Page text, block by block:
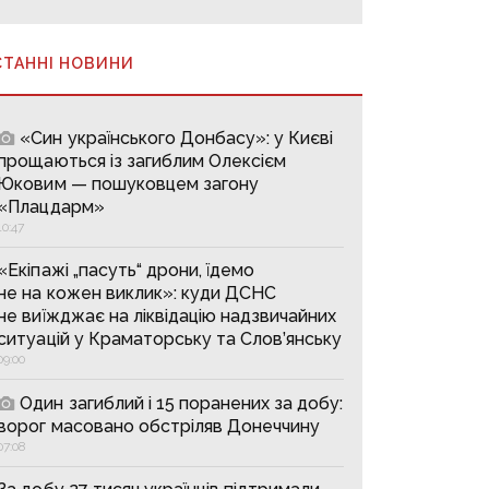
НОВИНИ
«Син українського Донбасу»: у Києві
із загиблим Олексієм
— пошуковцем загону
„пасуть“ дрони, їдемо
на кожен виклик»: куди ДСНС
виїжджає на ліквідацію надзвичайних
у Краматорську та Слов’янську
Один загиблий і 15 поранених за добу:
масовано обстріляв Донеччину